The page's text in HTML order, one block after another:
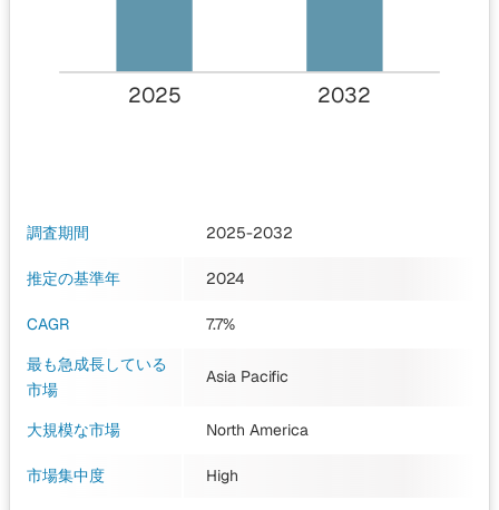
2025 2032
調査期間 2025-2032
推定の基準年 2024
CAGR
7.7%
最も急成長している
市場
Asia Pacific
大規模な市場 North America
市場集中度 High